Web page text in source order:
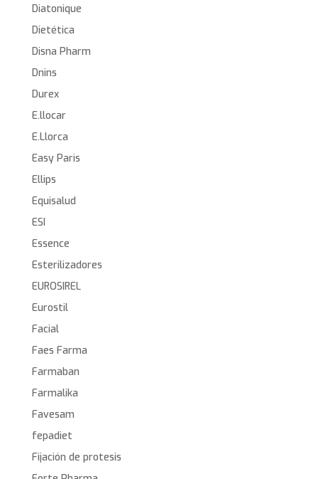
Diatonique
Dietética
Disna Pharm
Dnins
Durex
E.llocar
E.Llorca
Easy Paris
Ellips
Equisalud
ESI
Essence
Esterilizadores
EUROSIREL
Eurostil
Facial
Faes Farma
Farmaban
Farmalika
Favesam
fepadiet
Fijación de protesis